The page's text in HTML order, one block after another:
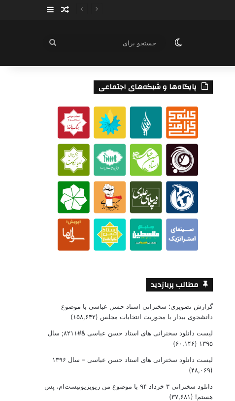
نوشته تصادفی
سایدبار
تغییر پوسته
جستجو
پایگاه‌ها و شبکه‌های اجتماعی
مطالب پربازدید
گزارش تصویری؛ سخنرانی استاد حسن عباسی با موضوع
دانشجوی بیدار با محوریت انتخابات مجلس (۱۵۸,۶۴۲)
لیست دانلود سخنرانی های استاد حسن عباسی &#۸۲۱۱; سال
۱۳۹۵ (۶۰,۱۴۶)
لیست دانلود سخنرانی های استاد حسن عباسی – سال ۱۳۹۶
(۴۸,۰۶۹)
دانلود سخنرانی ۳ خرداد ۹۴ با موضوع من ریویزیونیست‌ام، پس
هستم! (۳۷,۶۸۱)